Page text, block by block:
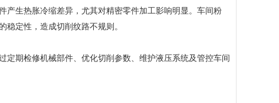
生热胀冷缩差异，尤其对精密零件加工影响明显。车间粉
定性，造成切削纹路不规则。
期检修机械部件、优化切削参数、维护液压系统及管控车间